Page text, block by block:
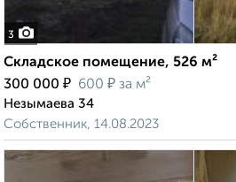
3
Складское помещение, 526 м²
300 000 ₽ 600 ₽ за м²
Незымаева 34
Собственник, 14.08.2023